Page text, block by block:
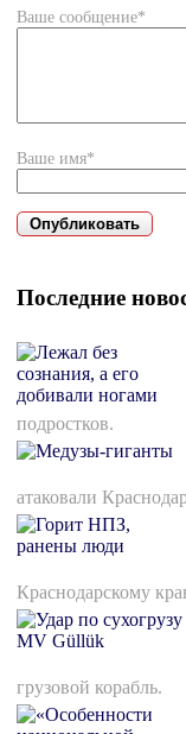
Ваше сообщение*
Ваше имя*
Последние
подростков.
атаковали
Краснодарскому
грузовой корабль.